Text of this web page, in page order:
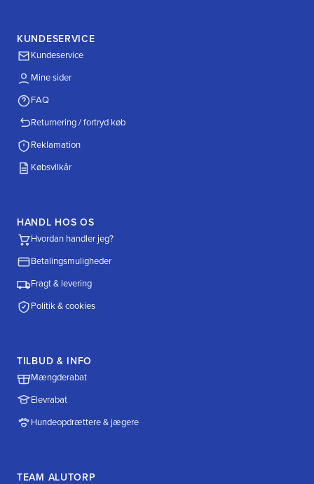
KUNDESERVICE
Kundeservice
Mine sider
FAQ
Returnering / fortryd køb
Reklamation
Købsvilkår
HANDL HOS OS
Hvordan handler jeg?
Betalingsmuligheder
Fragt & levering
Politik & cookies
TILBUD & INFO
Mængderabat
Elevrabat
Hundeopdrættere & jægere
TEAM ALUTORP